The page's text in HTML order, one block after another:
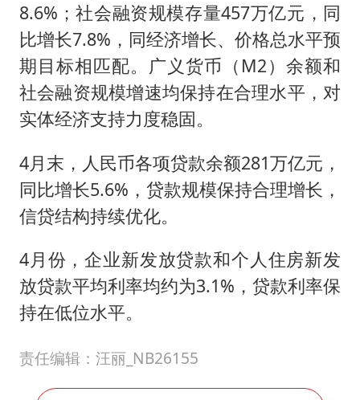
8.6%；社会融资规模存量457万亿元，同
比增长7.8%，同经济增长、价格总水平预
期目标相匹配。广义货币（M2）余额和
社会融资规模增速均保持在合理水平，对
实体经济支持力度稳固。
4月末，人民币各项贷款余额281万亿元，
同比增长5.6%，贷款规模保持合理增长，
信贷结构持续优化。
4月份，企业新发放贷款和个人住房新发
放贷款平均利率均约为3.1%，贷款利率保
持在低位水平。
责任编辑：汪丽_NB26155